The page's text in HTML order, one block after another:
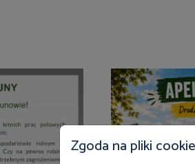
Zgoda na pliki